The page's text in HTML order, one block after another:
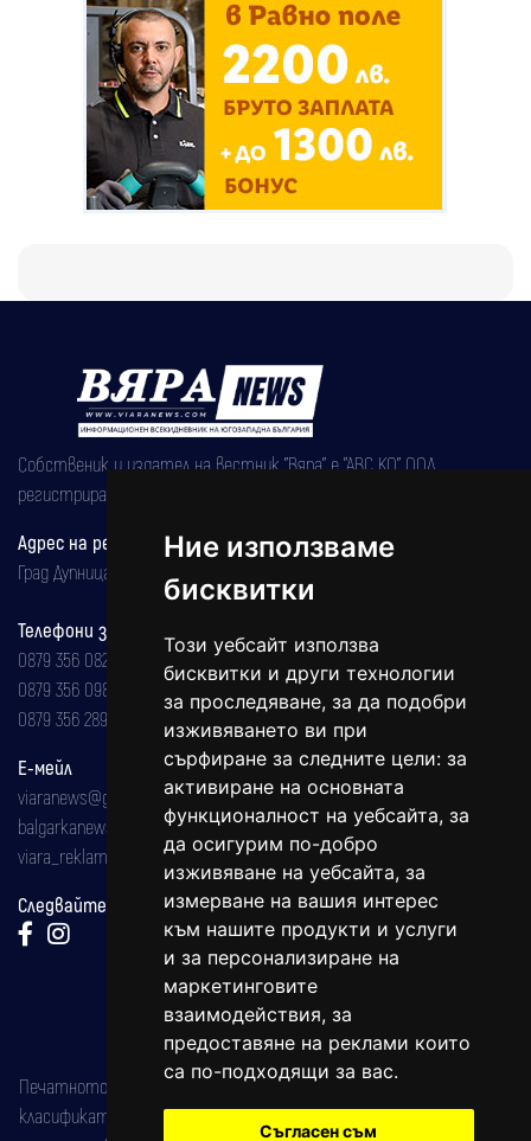
Ние използваме
бисквитки
Този уебсайт използва
бисквитки и други технологии
за проследяване, за да подобри
изживяването ви при
сърфиране за следните цели: за
активиране на основната
функционалност на уебсайта, за
да осигурим по-добро
изживяване на уебсайта, за
измерване на вашия интерес
към нашите продукти и услуги
и за персонализиране на
маркетинговите
взаимодействия, за
предоставяне на реклами които
са по-подходящи за вас.
Съгласен съм
Собственик и издател на вестник "Вяра" е "АВС КО" ООД,
регистрирана на 08.05.2002 година.
Адрес на редакцията
Град Дупница, ул.''Христо Ботев" 43
Телефони за реклама и абонаменти
0879 356 082
0879 356 098
0879 356 289
Е-мейл
viaranews@gmail.com
balgarkanews@gmail.com
viara_reklama@mail.bg
Следвайте ни:
Печатното издание на вестника е регистрирано в националния
класификатор на печатните издания (Българска национална